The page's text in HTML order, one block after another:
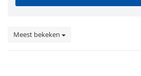
Meest bekeken